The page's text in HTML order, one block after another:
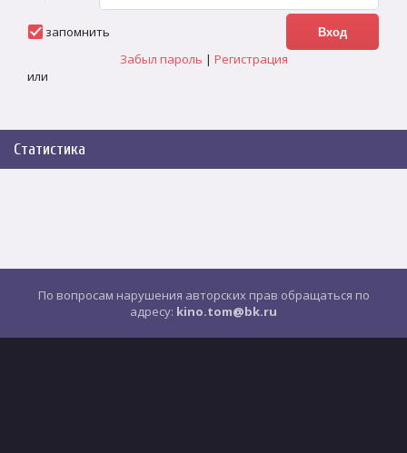
запомнить
Забыл пароль | Регистрация
или
Статистика
По вопросам нарушения авторских прав обращаться по
адресу: kino.tom@bk.ru